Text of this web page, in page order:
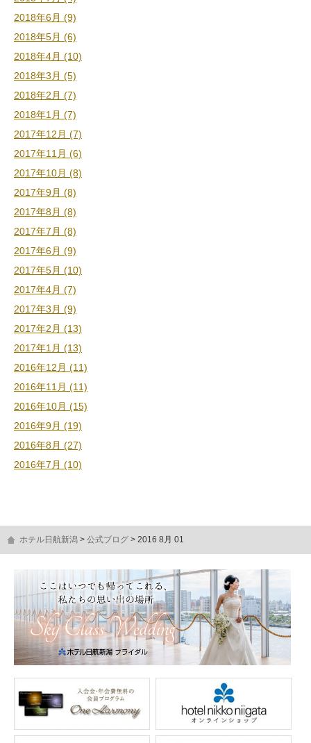
2018年6月 (9)
2018年5月 (6)
2018年4月 (10)
2018年3月 (5)
2018年2月 (7)
2018年1月 (7)
2017年12月 (7)
2017年11月 (6)
2017年10月 (8)
2017年9月 (8)
2017年8月 (8)
2017年7月 (8)
2017年6月 (9)
2017年5月 (10)
2017年4月 (7)
2017年3月 (9)
2017年2月 (13)
2017年1月 (13)
2016年12月 (11)
2016年11月 (11)
2016年10月 (15)
2016年9月 (19)
2016年8月 (27)
2016年7月 (10)
ホテル日航新潟 公式ブログ 2016 8月 01